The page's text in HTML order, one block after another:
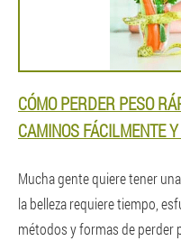
CÓMO PERDER PESO
CAMINOS FÁCILMENTE
Mucha gente quiere tener
la belleza requiere tiempo,
métodos y formas de perder